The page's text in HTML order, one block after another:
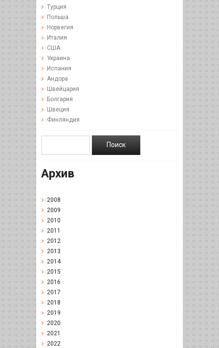
Турция
Польша
Норвегия
Италия
США
Украина
Испания
Андора
Швейцария
Болгария
Швеция
Финляндия
Архив
2008
2009
2010
2011
2012
2013
2014
2015
2016
2017
2018
2019
2020
2021
2022